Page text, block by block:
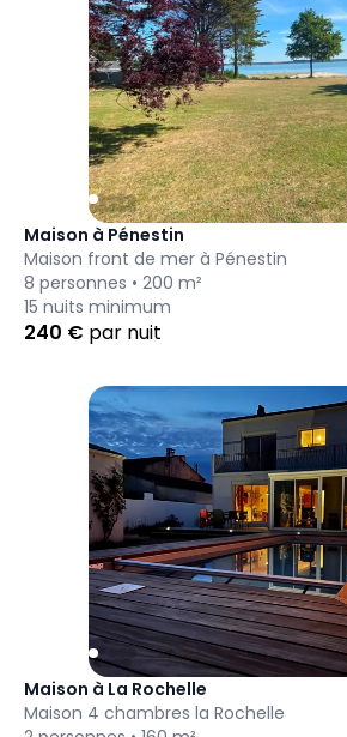
Maison à Pénestin
Maison front de mer à Pénestin
8 personnes • 200 m²
15 nuits minimum
240 € par nuit
Maison à La Rochelle
Maison 4 chambres la Rochelle